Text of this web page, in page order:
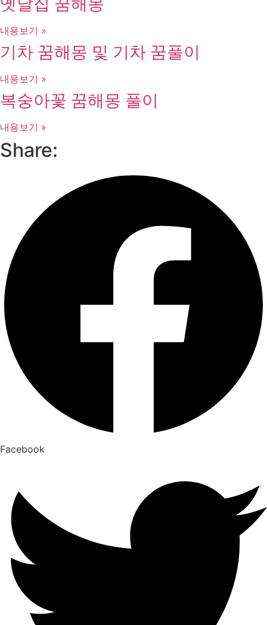
내용보기 »
기차 꿈해몽 및 기차 꿈풀이
내용보기 »
복숭아꽃 꿈해몽 풀이
내용보기 »
Share:
Facebook